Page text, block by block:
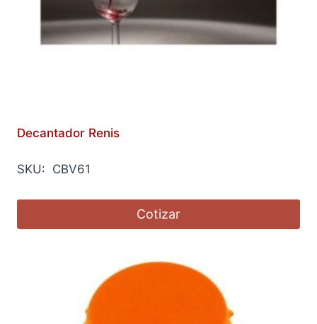
Decantador Renis
SKU: CBV61
Cotizar